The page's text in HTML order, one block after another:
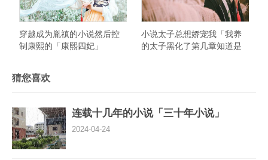
穿越成为胤禛的小说然后控
制康熙的「康熙四妃」
小说太子总想娇宠我「我养
的太子黑化了第几章知道是
猜您喜欢
连载十几年的小说「三十年小说」
2024-04-24